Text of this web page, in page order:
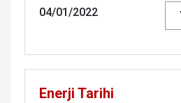
04/01/2022
Enerji Tarihi